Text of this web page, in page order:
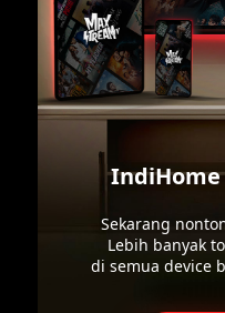
IndiHome
Sekarang
Lebih banyak
di semua device